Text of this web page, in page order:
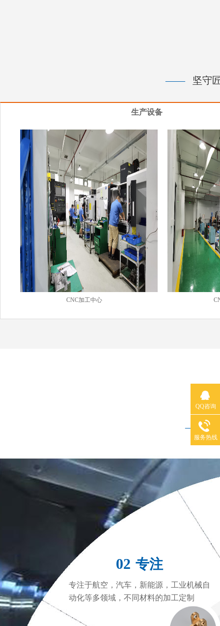
—— 坚守
生产设备
CNC加工中心
CNC加工中心
——
02 专注
专注于航空，汽车，新能源，工业机械自
动化等多领域，不同材料的加工定制
QQ咨询
服务热线